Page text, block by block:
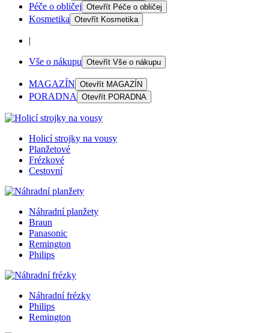
Péče o obličej Otevřít Péče o obličej
Kosmetika Otevřít Kosmetika
|
Vše o nákupu Otevřít Vše o nákupu
MAGAZÍN Otevřít MAGAZÍN
PORADNA Otevřít PORADNA
Holicí strojky na vousy
Planžetové
Frézkové
Cestovní
Náhradní planžety
Braun
Panasonic
Remington
Philips
Náhradní frézky
Philips
Remington